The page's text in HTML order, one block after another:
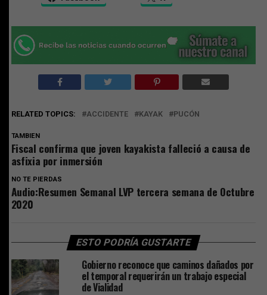
RELATED TOPICS: ACCIDENTE KAYAK PUCÓN
TAMBIEN
Fiscal confirma que joven kayakista falleció a causa de
asfixia por inmersión
NO TE PIERDAS
Audio:Resumen Semanal LVP tercera semana de Octubre
2020
ESTO PODRÍA GUSTARTE
Gobierno reconoce que caminos dañados por
el temporal requerirán un trabajo especial
de Vialidad